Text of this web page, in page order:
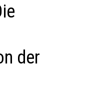
der